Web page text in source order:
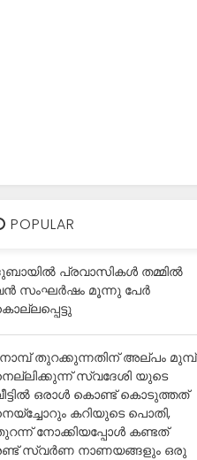
POPULAR
പ്രവാസികൾ തമ്മിൽ
സംഘർഷം മൂന്നു പേർ
തുറക്കുന്നതിന് അല്പം മുമ്പ്
സ്വദേശി യുടെ
ഒരാൾ കൊണ്ട് കൊടുത്തത്
കറിയുടെ പൊതി,
നോക്കിയപ്പോൾ കണ്ടത്
സ്വർണ നാണയങ്ങളും ഒരു